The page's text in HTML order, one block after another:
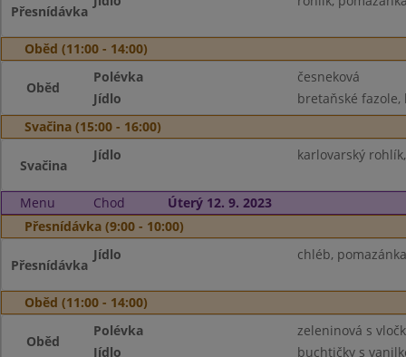
Přesnídávka
Oběd (11:00 - 14:00)
Oběd
Polévka
česneková
Jídlo
bretaňské
Svačina (15:00 - 16:00)
Svačina
Jídlo karlovarský
Menu Chod
Úterý 12. 9. 2023
Přesnídávka (9:00 - 10:00)
Přesnídávka
Jídlo chléb,
Oběd (11:00 - 14:00)
Oběd
Polévka
zeleninová s
Jídlo
buchtičky s